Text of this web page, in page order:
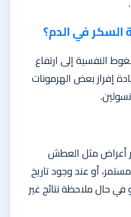
السكر في الدم؟
النفسية إلى ارتفاع
إفراز بعض الهرمونات
أعراض مثل العطش
أو عند وجود تاريخ
حال ملاحظة نتائج غير